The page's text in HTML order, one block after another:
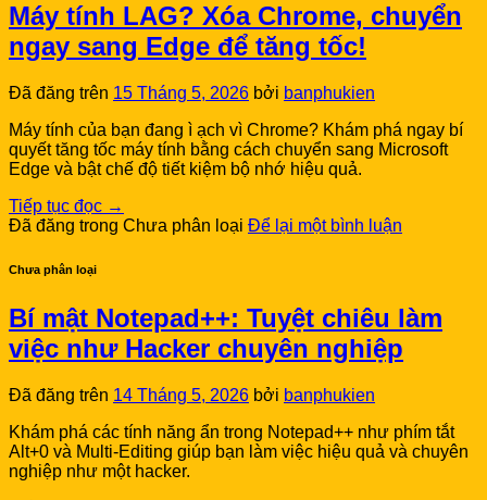
Máy tính LAG? Xóa Chrome, chuyển
ngay sang Edge để tăng tốc!
Đã đăng trên 15 Tháng 5, 2026 bởi banphukien
Máy tính của bạn đang ì ạch vì Chrome? Khám phá ngay bí
quyết tăng tốc máy tính bằng cách chuyển sang Microsoft
Edge và bật chế độ tiết kiệm bộ nhớ hiệu quả.
Tiếp tục đọc →
Đã đăng trong Chưa phân loại Để lại một bình luận
Chưa phân loại
Bí mật Notepad++: Tuyệt chiêu làm
việc như Hacker chuyên nghiệp
Đã đăng trên 14 Tháng 5, 2026 bởi banphukien
Khám phá các tính năng ẩn trong Notepad++ như phím tắt
Alt+0 và Multi-Editing giúp bạn làm việc hiệu quả và chuyên
nghiệp như một hacker.